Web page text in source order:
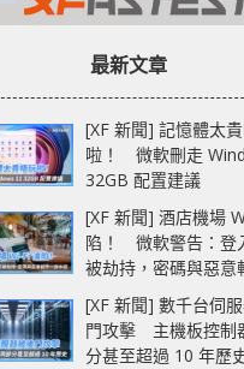
最新文章
[XF 新聞] 記憶體太
啦！ 微軟刪走
32GB 配置建議
[XF 新聞] 酒店機場
陷！ 微軟警告：登
被劫持，密碼與惡意
中招
[XF 新聞] 數千台伺
門攻擊 主機板控制
分甚至超過 10 年歷